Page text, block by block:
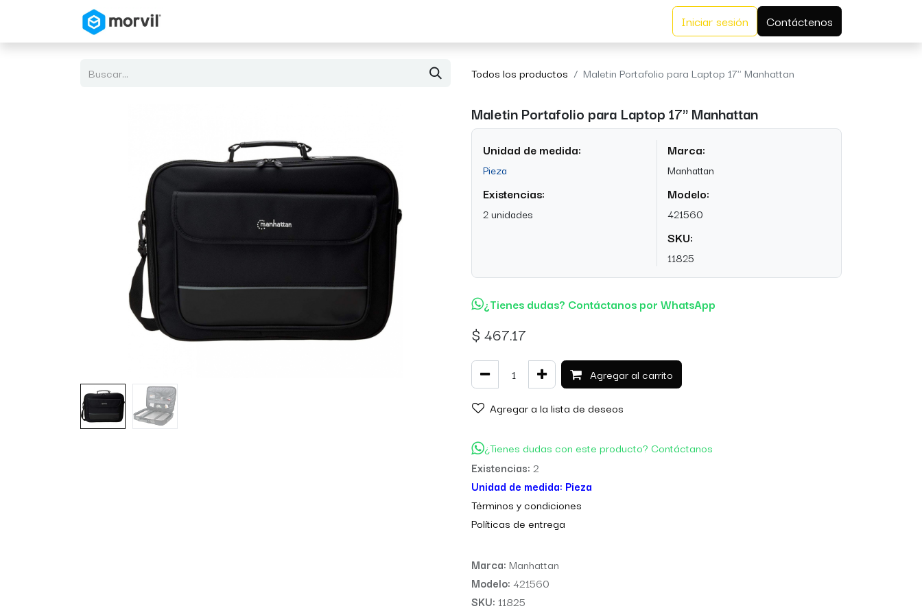
Iniciar sesión Contáctenos
Todos los productos Maletin Portafolio para Laptop 17" Manhattan
Maletin Portafolio para Laptop 17" Manhattan
Unidad de medida:
Pieza
Existencias:
2 unidades
Marca:
Manhattan
Modelo:
421560
SKU:
11825
¿Tienes dudas? Contáctanos por WhatsApp
$ 467.17
Agregar al carrito
Agregar a la lista de deseos
¿Tienes dudas con este producto? Contáctanos
Existencias: 2
Unidad de medida: Pieza
Términos y condiciones
Políticas de entrega
Marca: Manhattan
Modelo: 421560
SKU: 11825